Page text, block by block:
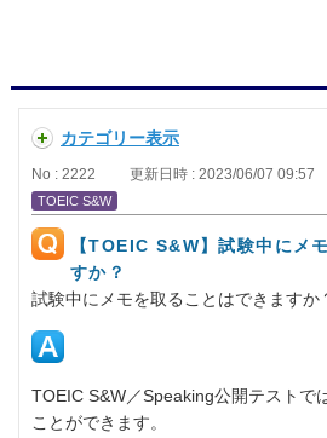
カテゴリー表示
No : 2222 更新日時 : 2023/06/07 09:57
TOEIC S&W
【TOEIC S&W】試験中にメ
すか？
試験中にメモを取ることはできますか
TOEIC S&W／Speaking公開テストで
ことができます。